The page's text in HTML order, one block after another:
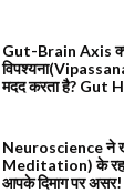
Gut-Brain Axis
मदद करता है? Gut
Neuroscience ने
Meditation) के
आपके दिमाग पर असर!